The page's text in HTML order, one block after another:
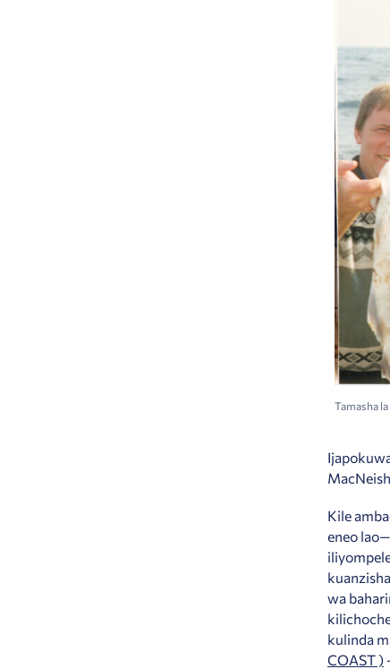
Tamasha
Kile
eneo
wa
kulinda
COAST )